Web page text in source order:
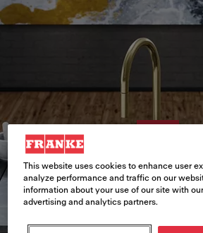
This website uses cookies to enhance user
analyze performance and traffic on our
information about your use of our site with
advertising and analytics partners.